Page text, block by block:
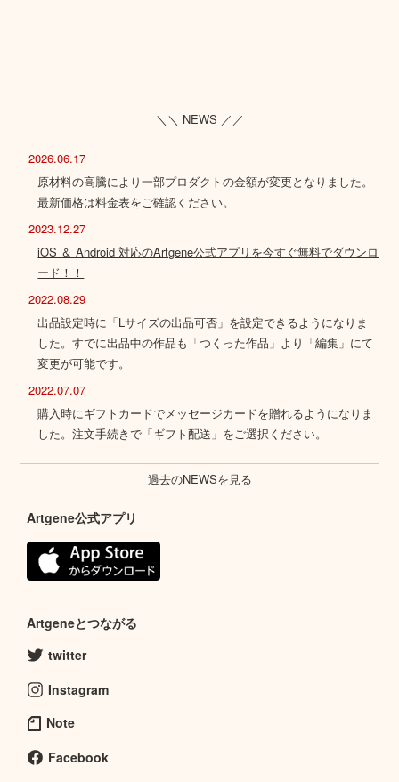
＼＼ NEWS ／／
2026.06.17
原材料の高騰により一部プロダクトの金額が変更となりました。
最新価格は料金表をご確認ください。
2023.12.27
iOS ＆ Android 対応のArtgene公式アプリを今すぐ無料でダウンロ
ード！！
2022.08.29
出品設定時に「Lサイズの出品可否」を設定できるようになりま
した。すでに出品中の作品も「つくった作品」より「編集」にて
変更が可能です。
2022.07.07
購入時にギフトカードでメッセージカードを贈れるようになりま
した。注文手続きで「ギフト配送」をご選択ください。
過去のNEWSを見る
Artgene公式アプリ
Artgeneとつながる
twitter
Instagram
Note
Facebook